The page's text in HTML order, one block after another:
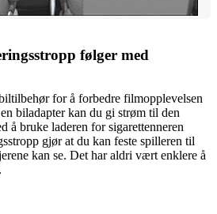
følger med
for å forbedre filmopplevelsen
biladapter kan du gi strøm til den
å bruke laderen for sigarettenneren
gjør at du kan feste spilleren til
kan se. Det har aldri vært enklere å